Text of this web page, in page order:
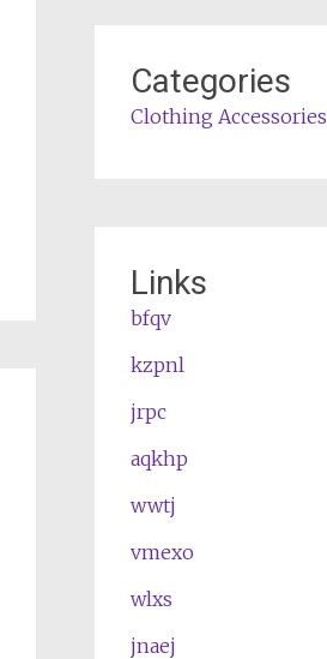
Categories
Clothing Accessories
Links
bfqv
kzpnl
jrpc
aqkhp
wwtj
vmexo
wlxs
jnaej